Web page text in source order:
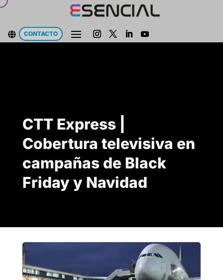
 CONTACTO
CTT Express |
Cobertura televisiva en
campañas de Black
Friday y Navidad